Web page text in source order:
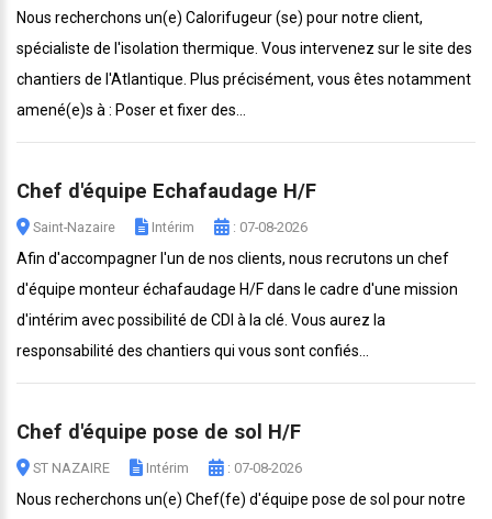
Nous recherchons un(e) Calorifugeur (se) pour notre client,
spécialiste de l'isolation thermique. Vous intervenez sur le site des
chantiers de l'Atlantique. Plus précisément, vous êtes notamment
amené(e)s à : Poser et fixer des...
Chef d'équipe Echafaudage H/F
Saint-Nazaire Intérim : 07-08-2026
Afin d'accompagner l'un de nos clients, nous recrutons un chef
d'équipe monteur échafaudage H/F dans le cadre d'une mission
d'intérim avec possibilité de CDI à la clé. Vous aurez la
responsabilité des chantiers qui vous sont confiés...
Chef d'équipe pose de sol H/F
ST NAZAIRE Intérim : 07-08-2026
Nous recherchons un(e) Chef(fe) d'équipe pose de sol pour notre